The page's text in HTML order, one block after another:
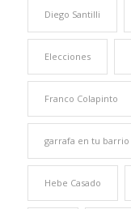
Diego Santilli
Elecciones
Franco Colapinto
garrafa en tu barrio
Hebe Casado